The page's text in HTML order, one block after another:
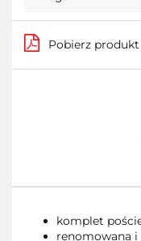
Pobierz
komplet
renomowana